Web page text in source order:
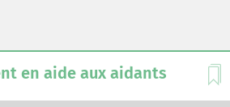
le
de
en aide aux aidants